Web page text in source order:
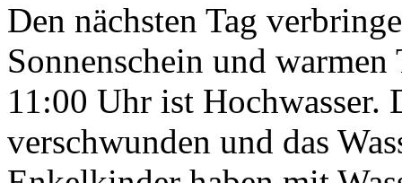
Den nächsten Tag
Sonnenschein und warmen
11:00 Uhr ist Hochwasser.
verschwunden und das